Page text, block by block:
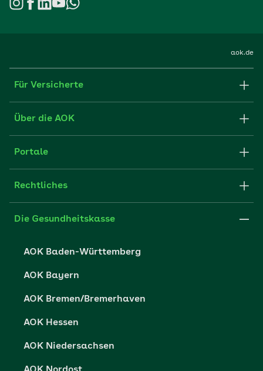
aok.de
Für Versicherte
Formulare und Anträge
FAQ
Über die AOK
Struktur & Verwaltung
Partner der AOK
Portale
Fachportal für Arbeitgeber
Presse- und Politikportal
Vertriebspartner-Service
Rechtliches
Impressum
Die Gesundheitskasse
AOK Baden-Württemberg
AOK Bayern
AOK Bremen/Bremerhaven
AOK Hessen
AOK Niedersachsen